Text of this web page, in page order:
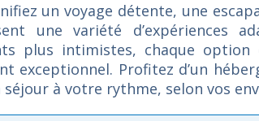
unvoyage détente, une
unevariété d’expériences
plus intimistes, chaque option
exceptionnel. Profitez d’un
séjour à votre rythme, selon vos